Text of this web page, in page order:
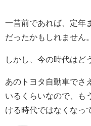
一昔前であれば、定年
だったかもしれません。
しかし、今の時代はど
あのトヨタ自動車でさ
いるくらいなので、も
ける時代ではなくなっ